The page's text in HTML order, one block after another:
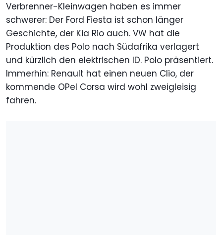
Verbrenner-Kleinwagen haben es immer
schwerer: Der Ford Fiesta ist schon länger
Geschichte, der Kia Rio auch. VW hat die
Produktion des Polo nach Südafrika verlagert
und kürzlich den elektrischen ID. Polo präsentiert.
Immerhin: Renault hat einen neuen Clio, der
kommende OPel Corsa wird wohl zweigleisig
fahren.